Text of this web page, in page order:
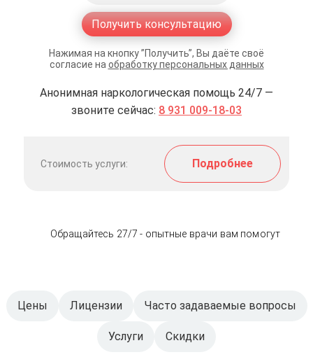
Получить консультацию
Нажимая на кнопку ”Получить”, Вы даёте своё
согласие на обработку персональных данных
Анонимная наркологическая помощь 24/7 —
звоните сейчас: 8 931 009-18-03
Стоимость услуги: Подробнее
Обращайтесь 27/7 - опытные врачи вам помогут
Цены Лицензии Часто задаваемые вопросы
Услуги Скидки